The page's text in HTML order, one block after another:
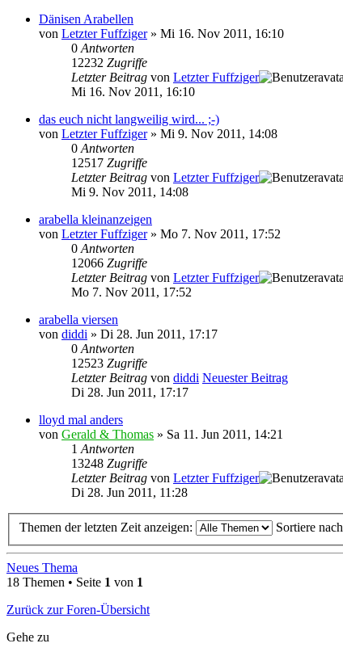
Dänisen Arabellen
von Letzter Fuffziger» Mi 16. Nov 2011, 16:10
0 Antworten
12232 Zugriffe
Letzter Beitrag von Letzter Fuffziger
Mi 16. Nov 2011, 16:10
das euch nicht langweilig wird... ;-)
von Letzter Fuffziger» Mi 9. Nov 2011, 14:08
0 Antworten
12517 Zugriffe
Letzter Beitrag von Letzter Fuffziger
Mi 9. Nov 2011, 14:08
arabella kleinanzeigen
von Letzter Fuffziger» Mo 7. Nov 2011, 17:52
0 Antworten
12066 Zugriffe
Letzter Beitrag von Letzter Fuffziger
Mo 7. Nov 2011, 17:52
arabella viersen
von diddi » Di 28. Jun 2011, 17:17
0 Antworten
12523 Zugriffe
Letzter Beitrag von diddi Neuester Beitrag
Di 28. Jun 2011, 17:17
lloyd mal anders
von Gerald & Thomas » Sa 11. Jun 2011, 14:21
1 Antworten
13248 Zugriffe
Letzter Beitrag von Letzter Fuffziger
Di 28. Jun 2011, 11:28
Themen der letzten Zeit anzeigen: Sortiere nach
Neues Thema
18 Themen • Seite 1 von 1
Zurück zur Foren-Übersicht
Gehe zu